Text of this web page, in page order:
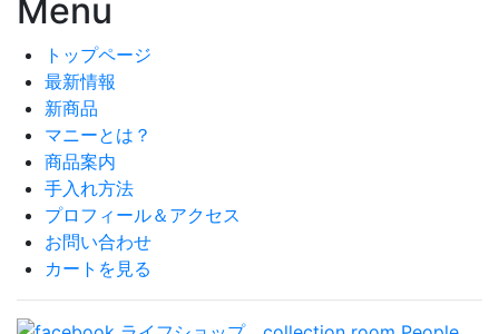
Menu
トップページ
最新情報
新商品
マニーとは？
商品案内
手入れ方法
プロフィール＆アクセス
お問い合わせ
カートを見る